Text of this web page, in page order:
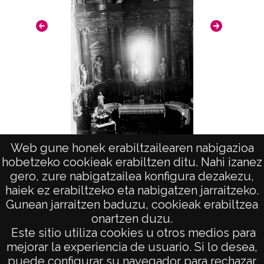
Web gune honek erabiltzailearen nabigazioa
hobetzeko cookieak erabiltzen ditu. Nahi izanez
gero, zure nabigatzailea konfigura dezakezu,
haiek ez erabiltzeko eta nabigatzen jarraitzeko.
Gunean jarraitzen baduzu, cookieak erabiltzea
onartzen duzu.
Este sitio utiliza cookies u otros medios para
mejorar la experiencia de usuario. Si lo desea,
puede configurar su navegador para rechazar
negativo: R. 150 / F. 6 / N. 31; Duplicado del
positivo: 8289;
Signaturas: Copia digital: ATHA-DAF-GUE-
18351 ; Duplicado del positivo: ATHA-DAF-
GUE-8289 ; Duplicado del negativo: ATHA-
DAF-GUE-R 150-F 6-N 31;
Licencia de las imágenes
CC BY-NC-SA 4.0
Retablo mayor de la iglesia de San Pedro
(ARAIA)
AVISO LEGAL
POLÍTICA DE PRIVACIDAD
ACCESIBILIDAD